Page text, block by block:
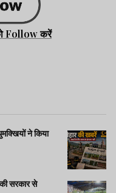
Follow करें
ने किया
सरकार से